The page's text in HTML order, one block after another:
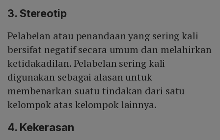
3. Stereotip
Pelabelan atau penandaan yang sering kali
bersifat negatif secara umum dan melahirkan
ketidakadilan. Pelabelan sering kali
digunakan sebagai alasan untuk
membenarkan suatu tindakan dari satu
kelompok atas kelompok lainnya.
4. Kekerasan